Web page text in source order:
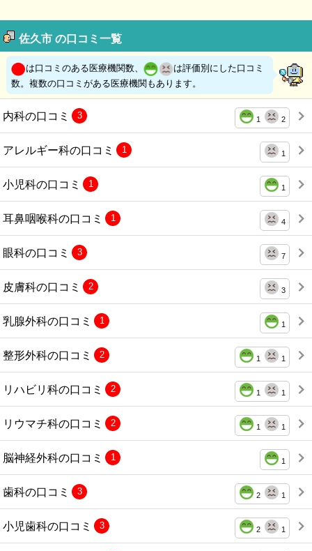
佐久市 の口コミ一覧
は口コミのある医療機関数、
は評価別にした口コミ
数。複数の口コミがある医療機関もあります。
内科の口コミ 1 2
3
アレルギー科の口コミ 1
1
小児科の口コミ 1
1
耳鼻咽喉科の口コミ 4
1
眼科の口コミ 7
3
皮膚科の口コミ 3
2
乳腺外科の口コミ 1
1
整形外科の口コミ 1 1
2
リハビリ科の口コミ 1 1
2
リウマチ科の口コミ 1 1
2
脳神経外科の口コミ 1
1
歯科の口コミ 2 1
3
小児歯科の口コミ 2 1
3